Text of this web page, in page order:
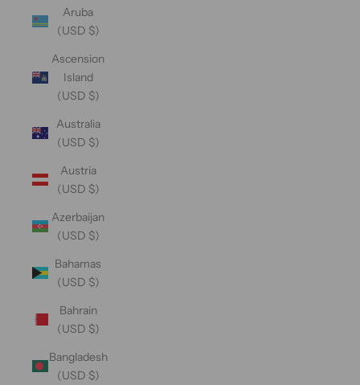
Aruba
(USD $)
Ascension
Island
(USD $)
Australia
(USD $)
Austria
(USD $)
Azerbaijan
(USD $)
Bahamas
(USD $)
Bahrain
(USD $)
Bangladesh
(USD $)